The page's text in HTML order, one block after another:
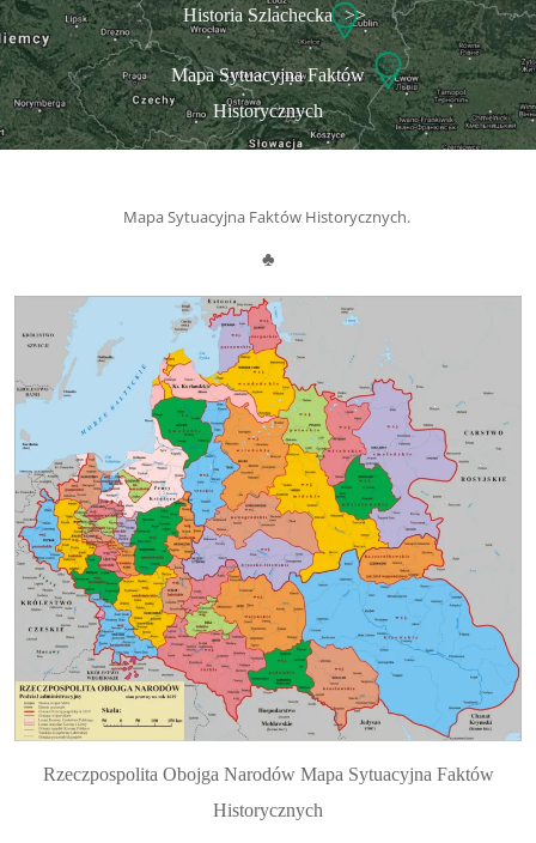
Historia Szlachecka >>
Mapa Sytuacyjna Faktów
Historycznych
Mapa Sytuacyjna Faktów Historycznych.
♣
Rzeczpospolita Obojga Narodów Mapa Sytuacyjna Faktów
Historycznych